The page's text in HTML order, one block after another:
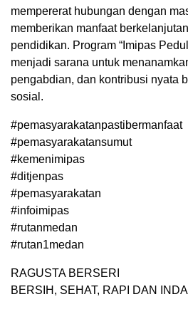
mempererat hubungan dengan
memberikan manfaat
pendidikan. Program “Imipas
menjadi sarana untuk
pengabdian, dan kontribusi nyata
sosial.
#pemasyarakatanpastibermanfaat
#pemasyarakatansumut
#kemenimipas
#ditjenpas
#pemasyarakatan
#infoimipas
#rutanmedan
#rutan1medan
RAGUSTA BERSERI
BERSIH, SEHAT, RAPI DAN